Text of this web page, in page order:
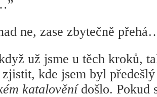
ne, zase zbytečně
už jsme u těch kroků,
kde jsem byl
katalovění došlo. Pokud